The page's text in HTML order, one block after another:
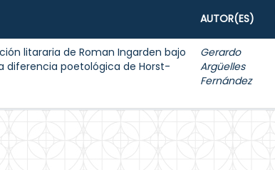
AUTOR(ES)
litararia de Roman Ingarden bajo
diferencia poetológica de Horst-
Gerardo
Argüelles
Fernández